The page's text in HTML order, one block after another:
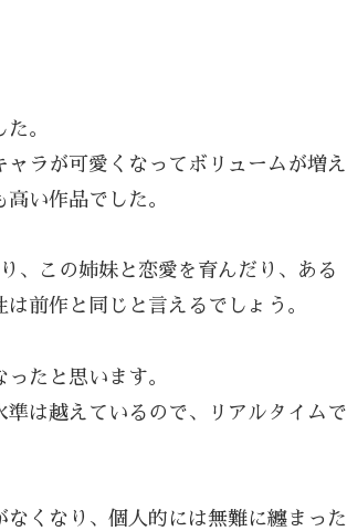
。
ラが可愛くなってボリュームが増え
い作品でした。
、この姉妹と恋愛を育んだり、ある
前作と同じと言えるでしょう。
たと思います。
は越えているので、リアルタイムで
くなり、個人的には無難に纏まった